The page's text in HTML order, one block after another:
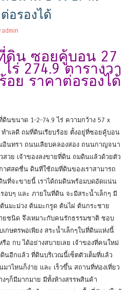
อรองได้
admin
ดิน ซอยคู้บอน 27
274.9 ตารางวา
อย ราคาต่อรองได้
นขนาด 1-2-74.9 ไร่ ความกว้าง 57 x
ำเลดี ถมที่ดินเรียบร้อย ตั้งอยู่ที่ซอยคู้บอน
อินทรา ถนนเลียบคลองสอง ถนนกาญจนา
วย เจ้าของลงขายที่ดิน ถมดินแล้วด้วยตัว
าศสดชื่น ดินที่ใช้ถมที่ดินของเราสามารถ
นที่จะขายนี้ เราได้ถมดินพร้อมบดอัดแน่น
อบๆ และ ภายในที่ดิน จะมีสระน้ำเล็กๆ มี
นมะม่วง ต้นมะกรูด ต้นไผ่ ต้นกระชาย
ยชนิด จึงเหมาะกับคนรักธรรมชาติ ชอบ
กษตรพอเพียง สระน้ำเล็กๆในที่ดินแห่งนี้
อ กบ ได้อย่างสบายเลย เจ้าของที่คนใหม่
นอีกแล้ว ที่ดินบริเวณนี้เซ็ตตัวเต็มที่แล้ว
มาไหนก็ง่าย และ เร็วขึ้น สถานที่ท่องเที่ยว
ๆก็มีมากมาย มีทั้งห้างสรรพสินค้า